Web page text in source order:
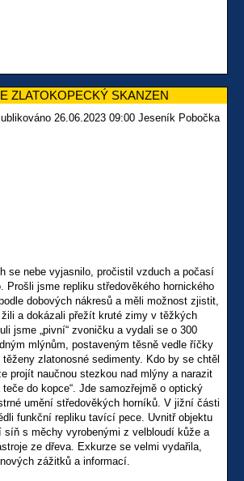
ZLATOKOPECKÝ SKANZEN
26.06.2023 09:00 Jeseník Pobočka
se nebe vyjasnilo, pročistil vzduch a počasí
Prošli jsme repliku středověkého hornického
dobových nákresů a měli možnost zjistit,
a dokázali přežít kruté zimy v těžkých
jsme „pivní“ zvoničku a vydali se o 300
mlýnům, postaveným těsně vedle říčky
zlatonosné sedimenty. Kdo by se chtěl
projít naučnou stezkou nad mlýny a narazit
do kopce“. Jde samozřejmě o optický
umění středověkých horníků. V jižní části
funkční repliku tavící pece. Uvnitř objektu
síň s měchy vyrobenými z velbloudí kůže a
ze dřeva. Exkurze se velmi vydařila,
zážitků a informací.